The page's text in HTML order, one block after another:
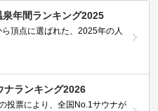
年間ランキング2025
頂点に選ばれた、2025年の人
ナランキング2026
投票により、全国No.1サウナが